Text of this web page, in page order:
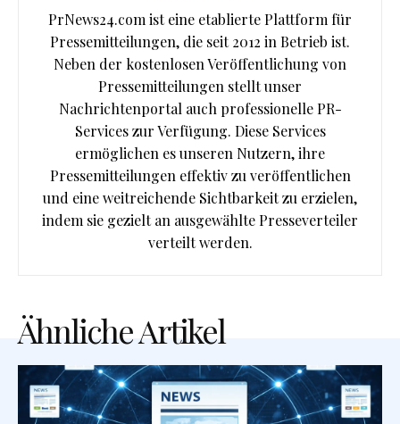
PrNews24.com ist eine etablierte Plattform für
Pressemitteilungen, die seit 2012 in Betrieb ist.
Neben der kostenlosen Veröffentlichung von
Pressemitteilungen stellt unser
Nachrichtenportal auch professionelle PR-
Services zur Verfügung. Diese Services
ermöglichen es unseren Nutzern, ihre
Pressemitteilungen effektiv zu veröffentlichen
und eine weitreichende Sichtbarkeit zu erzielen,
indem sie gezielt an ausgewählte Presseverteiler
verteilt werden.
Ähnliche Artikel